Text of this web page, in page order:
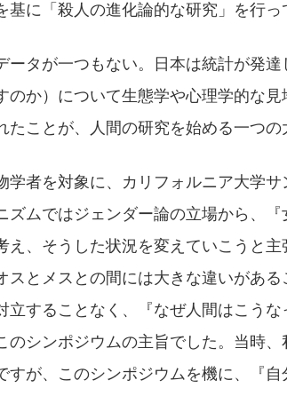
基に「殺人の進化論的な研究」を行っ
ータが一つもない。日本は統計が発
のか）について生態学や心理学的な
たことが、人間の研究を始める一つの
学者を対象に、カリフォルニア大学
ズムではジェンダー論の立場から、
え、そうした状況を変えていこうと
スとメスとの間には大きな違いがあ
立することなく、『なぜ人間はこう
シンポジウムの主旨でした。当時、
すが、このシンポジウムを機に、『